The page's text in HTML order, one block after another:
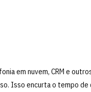
em nuvem, CRM e
Isso encurta o tempo de